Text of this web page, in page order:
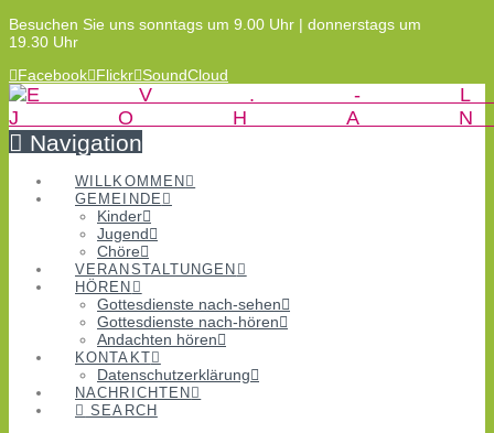
Besuchen Sie uns sonntags um 9.00 Uhr | donnerstags um
19.30 Uhr
Facebook Flickr SoundCloud
Navigation
WILLKOMMEN
GEMEINDE
Kinder
Jugend
Chöre
VERANSTALTUNGEN
HÖREN
Gottesdienste nach-sehen
Gottesdienste nach-hören
Andachten hören
KONTAKT
Datenschutzerklärung
NACHRICHTEN
SEARCH